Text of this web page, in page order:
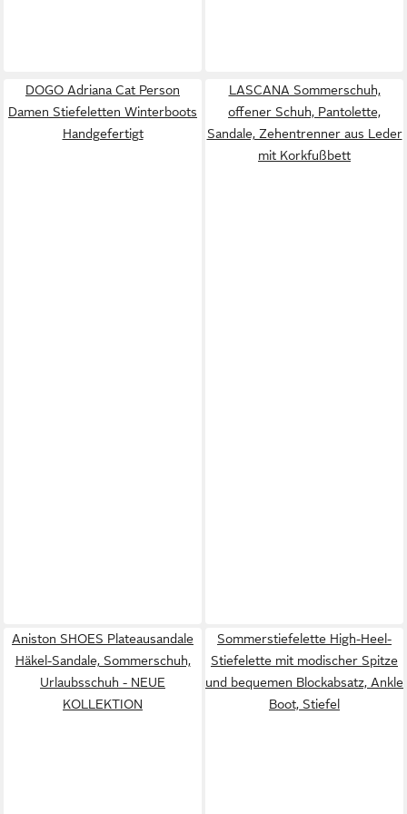
DOGO Adriana Cat Person
Damen Stiefeletten Winterboots
Handgefertigt
LASCANA Sommerschuh,
offener Schuh, Pantolette,
Sandale, Zehentrenner aus Leder
mit Korkfußbett
Aniston SHOES Plateausandale
Häkel-Sandale, Sommerschuh,
Urlaubsschuh - NEUE
KOLLEKTION
Sommerstiefelette High-Heel-
Stiefelette mit modischer Spitze
und bequemen Blockabsatz, Ankle
Boot, Stiefel